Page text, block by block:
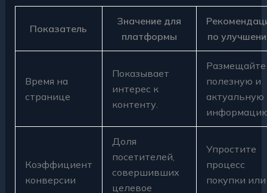
Показатель
Значение для
платформы
по
Время на
странице
Показывает
интерес к
контенту.
Размещайте
полезную и
актуальную
Коэффициент
конверсии
Доля
посетителей,
совершивших
целевое
Упростите
процесс
покупки или